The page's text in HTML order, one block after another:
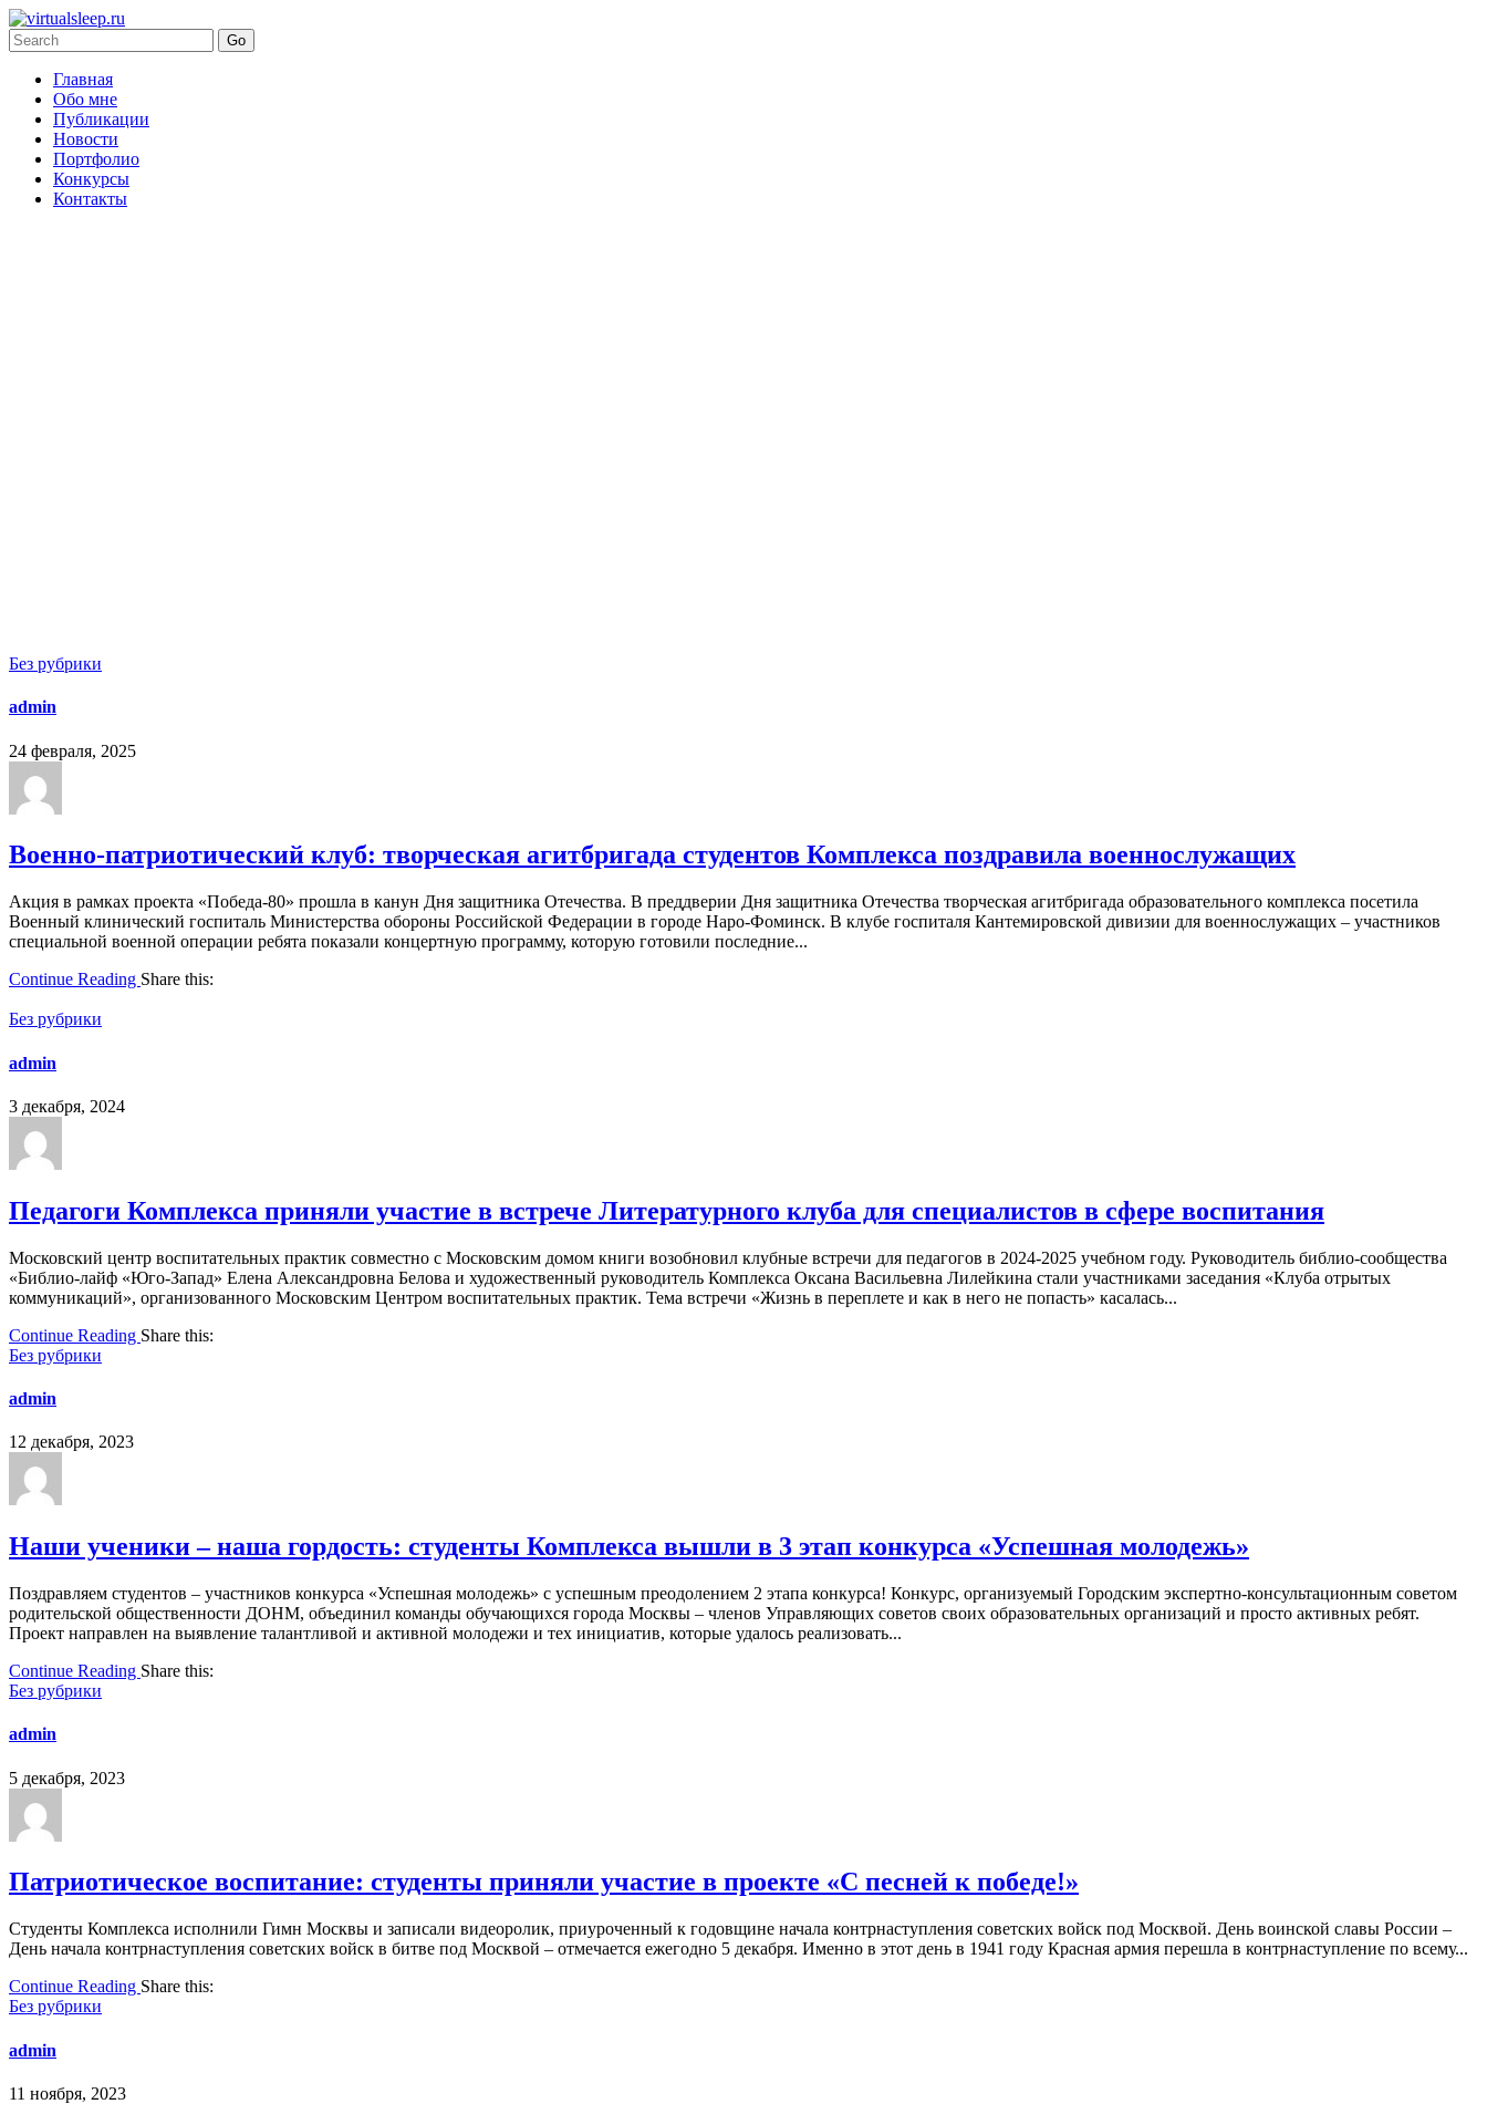
Главная
Обо мне
Публикации
Новости
Портфолио
Конкурсы
Контакты
Без рубрики
admin
24 февраля, 2025
Военно-патриотический клуб: творческая агитбригада студентов Комплекса поздравила военнослужащих
Акция в рамках проекта «Победа-80» прошла в канун Дня защитника Отечества. В преддверии Дня защитника Отечества творческая агитбригада образовательного комплекса посетила
Военный клинический госпиталь Министерства обороны Российской Федерации в городе Наро-Фоминск. В клубе госпиталя Кантемировской дивизии для военнослужащих – участников
специальной военной операции ребята показали концертную программу, которую готовили последние...
Continue Reading Share this:
Без рубрики
admin
3 декабря, 2024
Педагоги Комплекса приняли участие в встрече Литературного клуба для специалистов в сфере воспитания
Московский центр воспитательных практик совместно с Московским домом книги возобновил клубные встречи для педагогов в 2024-2025 учебном году. Руководитель библио-сообщества
«Библио-лайф «Юго-Запад» Елена Александровна Белова и художественный руководитель Комплекса Оксана Васильевна Лилейкина стали участниками заседания «Клуба отрытых
коммуникаций», организованного Московским Центром воспитательных практик. Тема встречи «Жизнь в переплете и как в него не попасть» касалась...
Continue Reading Share this:
Без рубрики
admin
12 декабря, 2023
Наши ученики – наша гордость: студенты Комплекса вышли в 3 этап конкурса «Успешная молодежь»
Поздравляем студентов – участников конкурса «Успешная молодежь» с успешным преодолением 2 этапа конкурса! Конкурс, организуемый Городским экспертно-консультационным советом
родительской общественности ДОНМ, объединил команды обучающихся города Москвы – членов Управляющих советов своих образовательных организаций и просто активных ребят.
Проект направлен на выявление талантливой и активной молодежи и тех инициатив, которые удалось реализовать...
Continue Reading Share this:
Без рубрики
admin
5 декабря, 2023
Патриотическое воспитание: студенты приняли участие в проекте «С песней к победе!»
Студенты Комплекса исполнили Гимн Москвы и записали видеоролик, приуроченный к годовщине начала контрнаступления советских войск под Москвой. День воинской славы России –
День начала контрнаступления советских войск в битве под Москвой – отмечается ежегодно 5 декабря. Именно в этот день в 1941 году Красная армия перешла в контрнаступление по всему...
Continue Reading Share this:
Без рубрики
admin
11 ноября, 2023